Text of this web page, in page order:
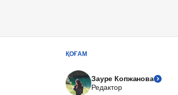
ҚОҒАМ
Зауре Копжанова
Редактор